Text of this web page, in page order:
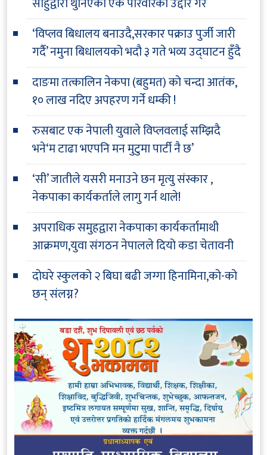
‘विप्लव बिधालय बनाउदै,सरकार पक्राउ पुर्जी जारी
गर्दै’ नमुना बिधालयको भदौ ३ गते भव्य उद्घाटन हुँदै
दाङमा तत्कालिन नेकपा (बहुमत) को चन्दा आतंक,
१० लाख नदिए अपहरण गर्ने धम्की !
रुसबाट एक नेपाली युवाले विप्लवलाई सम्झिदै
भने‘म टाढा भएपनि मन मुटुमा पार्टी नै छ’
‘सी’ जातीले यसरी मनाउने छन मृत्यु संस्कार ,
नेकपाका कार्यकर्ताले लागु गर्न थाले!
अपराधिक समुहद्वारा नेकपाका कार्यकर्तामाथी
आक्रमण,युवा संगठन नेपालले दियो कडा चेतावनी
दोघरे स्कुलको २ बिघा बढी जग्गा हिनामिना,को-को
छन् संलग्न?